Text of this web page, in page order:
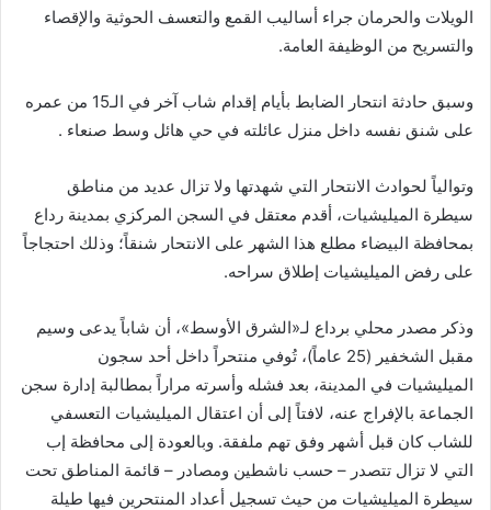
الويلات والحرمان جراء أساليب القمع والتعسف الحوثية والإقصاء
والتسريح من الوظيفة العامة.
وسبق حادثة انتحار الضابط بأيام إقدام شاب آخر في الـ15 من عمره
على شنق نفسه داخل منزل عائلته في حي هائل وسط صنعاء .
وتوالياً لحوادث الانتحار التي شهدتها ولا تزال عديد من مناطق
سيطرة الميليشيات، أقدم معتقل في السجن المركزي بمدينة رداع
بمحافظة البيضاء مطلع هذا الشهر على الانتحار شنقاً؛ وذلك احتجاجاً
على رفض الميليشيات إطلاق سراحه.
وذكر مصدر محلي برداع لـ«الشرق الأوسط»، أن شاباً يدعى وسيم
مقبل الشخفير (25 عاماً)، تُوفي منتحراً داخل أحد سجون
الميليشيات في المدينة، بعد فشله وأسرته مراراً بمطالبة إدارة سجن
الجماعة بالإفراج عنه، لافتاً إلى أن اعتقال الميليشيات التعسفي
للشاب كان قبل أشهر وفق تهم ملفقة. وبالعودة إلى محافظة إب
التي لا تزال تتصدر – حسب ناشطين ومصادر – قائمة المناطق تحت
سيطرة الميليشيات من حيث تسجيل أعداد المنتحرين فيها طيلة